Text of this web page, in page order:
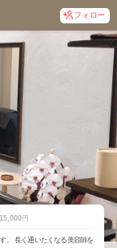
フォロー
15,000円
。 長く通いたくなる美容師を